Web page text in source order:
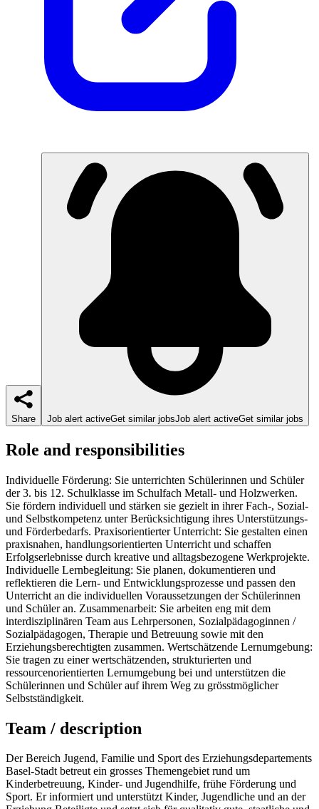
Share Job alert activeGet similar jobsJob alert activeGet similar jobs
Role and responsibilities
Individuelle Förderung: Sie unterrichten Schülerinnen und Schüler
der 3. bis 12. Schulklasse im Schulfach Metall- und Holzwerken.
Sie fördern individuell und stärken sie gezielt in ihrer Fach-, Sozial-
und Selbstkompetenz unter Berücksichtigung ihres Unterstützungs-
und Förderbedarfs. Praxisorientierter Unterricht: Sie gestalten einen
praxisnahen, handlungsorientierten Unterricht und schaffen
Erfolgserlebnisse durch kreative und alltagsbezogene Werkprojekte.
Individuelle Lernbegleitung: Sie planen, dokumentieren und
reflektieren die Lern- und Entwicklungsprozesse und passen den
Unterricht an die individuellen Voraussetzungen der Schülerinnen
und Schüler an. Zusammenarbeit: Sie arbeiten eng mit dem
interdisziplinären Team aus Lehrpersonen, Sozialpädagoginnen /
Sozialpädagogen, Therapie und Betreuung sowie mit den
Erziehungsberechtigten zusammen. Wertschätzende Lernumgebung:
Sie tragen zu einer wertschätzenden, strukturierten und
ressourcenorientierten Lernumgebung bei und unterstützen die
Schülerinnen und Schüler auf ihrem Weg zu grösstmöglicher
Selbstständigkeit.
Team / description
Der Bereich Jugend, Familie und Sport des Erziehungsdepartements
Basel-Stadt betreut ein grosses Themengebiet rund um
Kinderbetreuung, Kinder- und Jugendhilfe, frühe Förderung und
Sport. Er informiert und unterstützt Kinder, Jugendliche und an der